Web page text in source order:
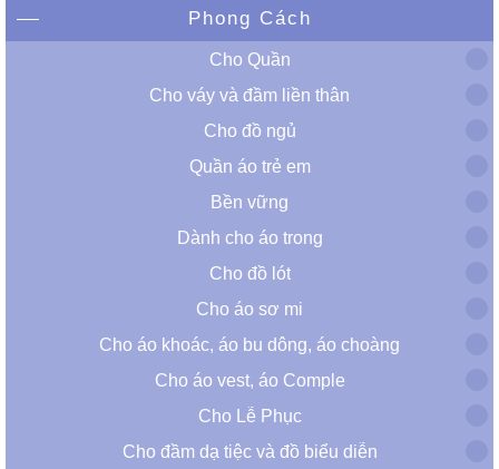
Phong Cách
Cho Quần
Cho váy và đầm liền thân
Cho đồ ngủ
Quần áo trẻ em
Bền vững
Dành cho áo trong
Cho đồ lót
Cho áo sơ mi
Cho áo khoác, áo bu dông, áo choàng
Cho áo vest, áo Comple
Cho Lễ Phục
Cho đầm dạ tiệc và đồ biểu diễn